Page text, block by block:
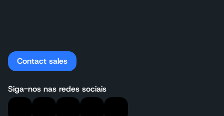
Contact sales
Siga-nos nas redes sociais